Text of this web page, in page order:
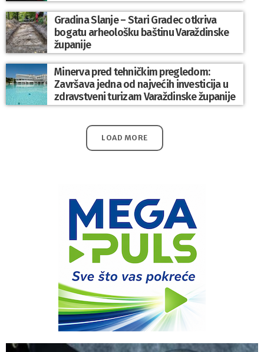
Gradina Slanje – Stari Gradec otkriva
bogatu arheološku baštinu Varaždinske
županije
Minerva pred tehničkim pregledom:
Završava jedna od najvećih investicija u
zdravstveni turizam Varaždinske županije
LOAD MORE